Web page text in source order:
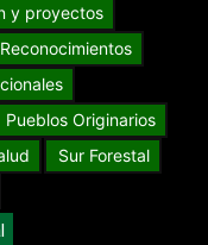
y proyectos
Pueblos Originarios
Sur Forestal